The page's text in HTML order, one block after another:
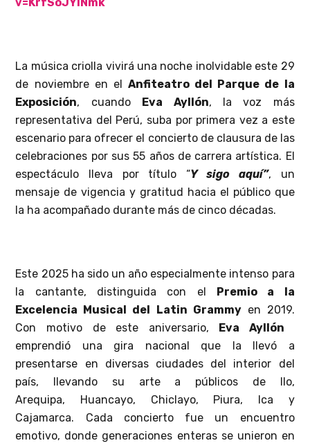
La música criolla vivirá una noche inolvidable este 29
de noviembre en el Anfiteatro del Parque de la
Exposición, cuando Eva Ayllón, la voz más
representativa del Perú, suba por primera vez a este
escenario para ofrecer el concierto de clausura de las
celebraciones por sus 55 años de carrera artística. El
espectáculo lleva por título “Y sigo aquí”, un
mensaje de vigencia y gratitud hacia el público que
la ha acompañado durante más de cinco décadas.
Este 2025 ha sido un año especialmente intenso para
la cantante, distinguida con el Premio a la
Excelencia Musical del Latin Grammyen 2019.
Con motivo de este aniversario, Eva Ayllón
emprendió una gira nacional que la llevó a
presentarse en diversas ciudades del interior del
país, llevando su arte a públicos de Ilo,
Arequipa, Huancayo, Chiclayo, Piura, Ica y
Cajamarca. Cada concierto fue un encuentro
emotivo, donde generaciones enteras se unieron en